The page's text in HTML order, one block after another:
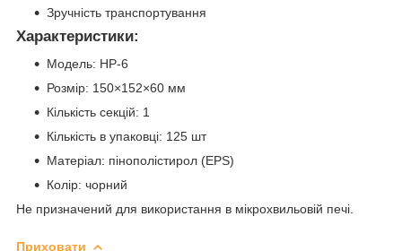
Зручність транспортування
Характеристики:
Модель: НР-6
Розмір: 150×152×60 мм
Кількість секцій: 1
Кількість в упаковці: 125 шт
Матеріал: пінополістирол (EPS)
Колір: чорний
Не призначений для використання в мікрохвильовій печі.
Приховати